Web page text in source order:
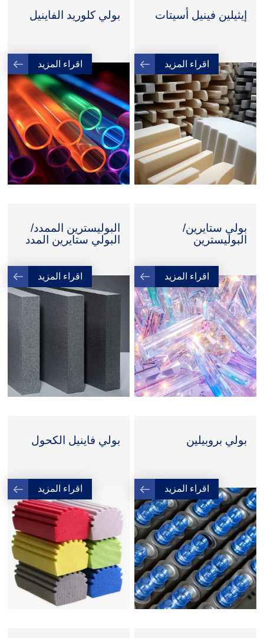
إيثيلين فينيل أسيتات
اقراء المزيد
بولي كلوريد الفاينيل
اقراء المزيد
بولي ستايرين/
البوليسترين
اقراء المزيد
البوليسترين الممدد/
البولي ستايرين المدد
اقراء المزيد
بولي بروبيلين
اقراء المزيد
بولي فاينيل الكحول
اقراء المزيد